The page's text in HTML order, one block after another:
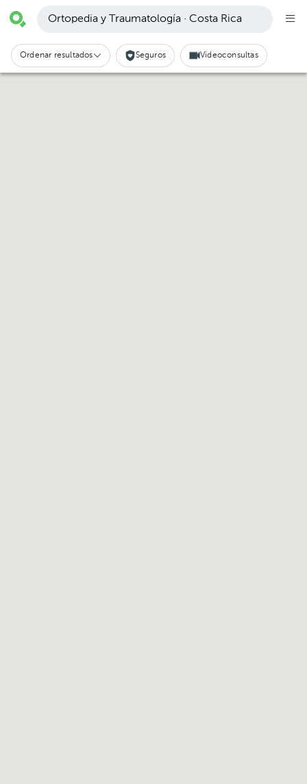
Ortopedia y Traumatología · Costa Rica
Ordenar resultados Seguros Videoconsultas